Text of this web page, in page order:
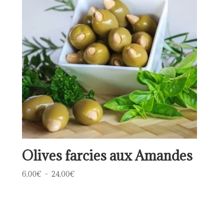
Olives farcies aux Amandes
6,00€ – 24,00€Plage